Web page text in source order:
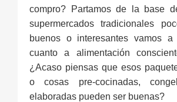
compro? Partamos de la base
supermercados tradicionales
buenos o interesantes vamos a
cuanto a alimentación
¿Acaso piensas que esos
o cosas pre-cocinadas,
elaboradas pueden ser buenas?